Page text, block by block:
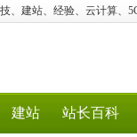
、建站、经验、云计算、
建站 站长百科